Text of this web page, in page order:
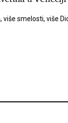
više smelosti, više